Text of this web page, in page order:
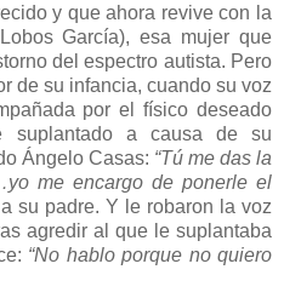
y que ahora revive con la
García), esa mujer que
del espectro autista. Pero
de su infancia, cuando su voz
por el físico deseado
suplantado a causa de su
Ángelo Casas: “Tú me das la
me encargo de ponerle el
su padre. Y le robaron la voz
agredir al que le suplantaba
“No hablo porque no quiero